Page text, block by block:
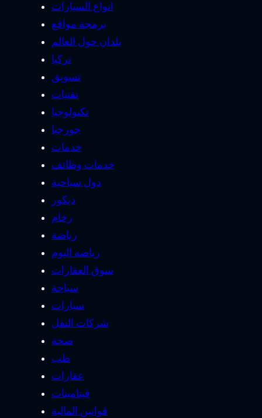
انواع السيارات
برمجة مواقع
بلدان حول العالم
تركيا
تسويق
تقنيات
تكنولوجيا
جورجيا
خدمات
خدمات وظائف
دول سياحية
ديكور
رخام
رياضة
رياضه اليوم
سوق العقارات
سياحة
سيارات
شركات النقل
صحة
طب
عقارات
فيتامينات
قوانين المالية